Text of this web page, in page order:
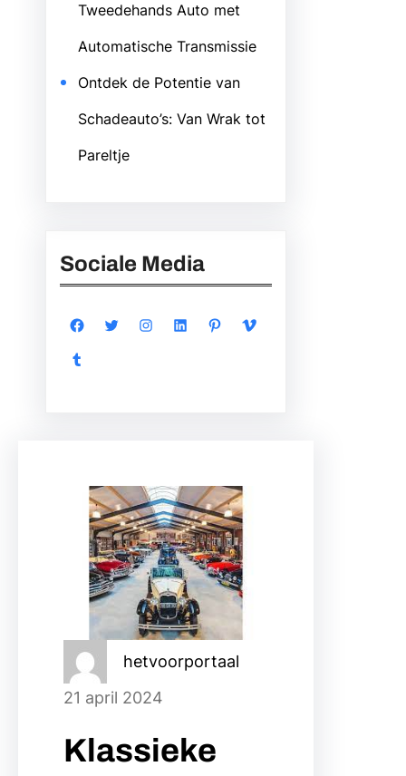
Tweedehands Auto met
Automatische Transmissie
Ontdek de Potentie van
Schadeauto’s: Van Wrak tot
Pareltje
Sociale Media
Facebook Twitter Instagram LinkedIn Pinterest
Vimeo
Tumblr
hetvoorportaal
21 april 2024
Klassieke